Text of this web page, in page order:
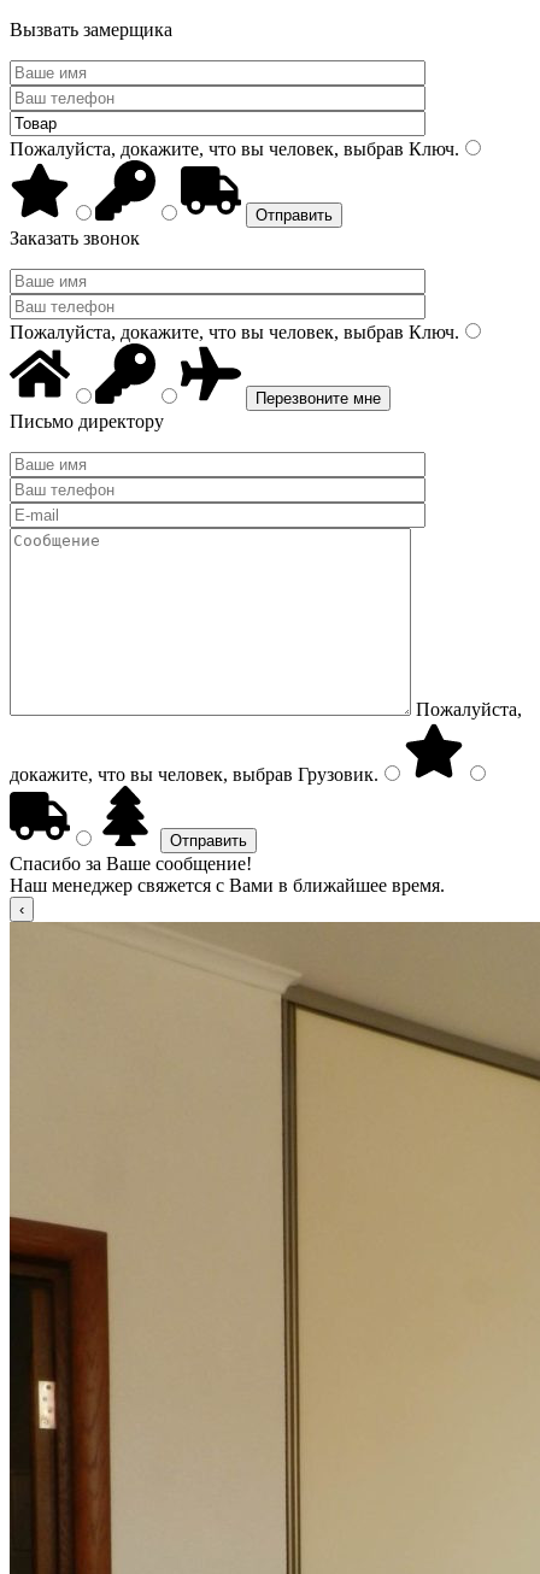
Вызвать замерщика
Пожалуйста, докажите, что вы человек, выбрав Ключ.
Заказать звонок
Пожалуйста, докажите, что вы человек, выбрав Ключ.
Письмо директору
Пожалуйста,
докажите, что вы человек, выбрав Грузовик.
Спасибо за Ваше сообщение!
Наш менеджер свяжется с Вами в ближайшее время.